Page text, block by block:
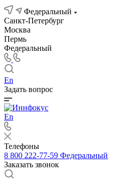
Федеральный
Санкт-Петербург
Москва
Пермь
Федеральный
En
Задать вопрос
En
Телефоны
8 800 222-77-59 Федеральный
Заказать звонок